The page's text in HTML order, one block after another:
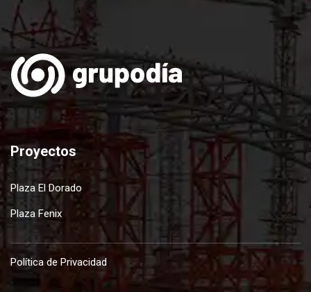
Proyectos
Plaza El Dorado
Plaza Fenix
Política de Privacidad